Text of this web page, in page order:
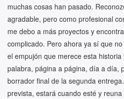
muchas cosas han pasado.
agradable, pero como profesional
me debo a más proyectos y
complicado. Pero ahora ya sí que
el empujón que merece esta
palabra, página a página, día a día,
borrador final de la segunda
prevista, estará cuando esté y